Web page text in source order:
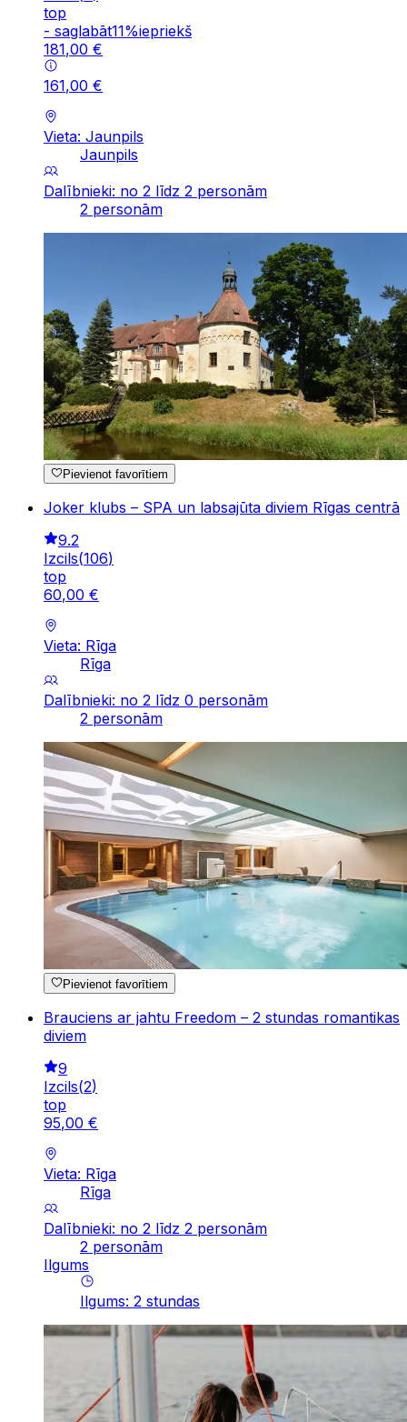
top
- saglabāt11%iepriekš
181,00 €
161,00 €
Vieta: Jaunpils
Jaunpils
Dalībnieki: no 2 līdz 2 personām
2 personām
Pievienot favorītiem
Joker klubs – SPA un labsajūta diviem Rīgas centrā
9.2
Izcils(106)
top
60,00 €
Vieta: Rīga
Rīga
Dalībnieki: no 2 līdz 0 personām
2 personām
Pievienot favorītiem
Brauciens ar jahtu Freedom – 2 stundas romantikas
diviem
9
Izcils(2)
top
95,00 €
Vieta: Rīga
Rīga
Dalībnieki: no 2 līdz 2 personām
2 personām
Ilgums
Ilgums: 2 stundas